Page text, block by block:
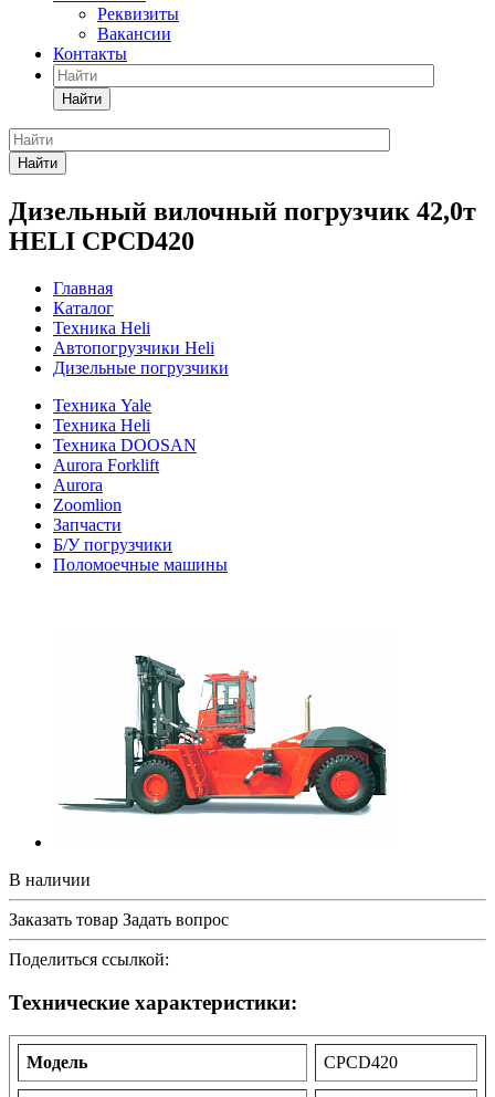
Реквизиты
Вакансии
Контакты
Найти
Найти
Дизельный вилочный погрузчик 42,0т
HELI CPCD420
Главная
Каталог
Техника Heli
Автопогрузчики Heli
Дизельные погрузчики
Техника Yale
Техника Heli
Техника DOOSAN
Aurora Forklift
Aurora
Zoomlion
Запчасти
Б/У погрузчики
Поломоечные машины
В наличии
Заказать товар Задать вопрос
Поделиться ссылкой:
Технические характеристики:
Модель CPCD420